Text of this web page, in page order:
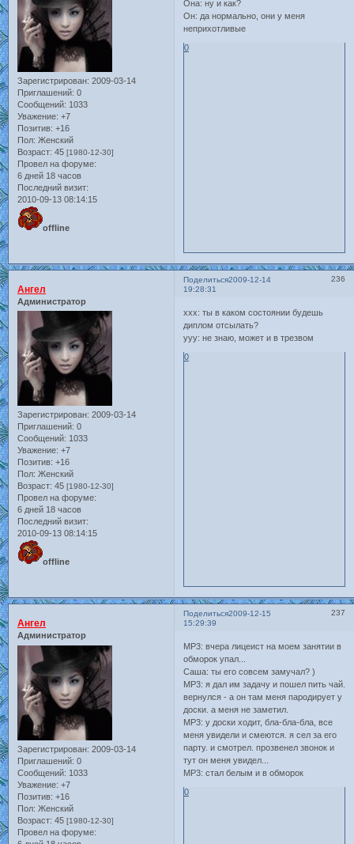
Зарегистрирован: 2009-03-14
Приглашений: 0
Сообщений: 1033
Уважение: +7
Позитив: +16
Пол: Женский
Возраст: 45 [1980-12-30]
Провел на форуме:
6 дней 18 часов
Последний визит:
2010-09-13 08:14:15
offline
Она: ну и как?
Он: да нормально, они у меня
неприхотливые
0
Поделиться 236
2009-12-14
19:28:31
Ангел
Администратор
Зарегистрирован: 2009-03-14
Приглашений: 0
Сообщений: 1033
Уважение: +7
Позитив: +16
Пол: Женский
Возраст: 45 [1980-12-30]
Провел на форуме:
6 дней 18 часов
Последний визит:
2010-09-13 08:14:15
offline
ххх: ты в каком состоянии будешь
диплом отсылать?
ууу: не знаю, может и в трезвом
0
Поделиться 237
2009-12-15
15:29:39
Ангел
Администратор
Зарегистрирован: 2009-03-14
Приглашений: 0
Сообщений: 1033
Уважение: +7
Позитив: +16
Пол: Женский
Возраст: 45 [1980-12-30]
Провел на форуме:
MP3: вчера лицеист на моем занятии в
обморок упал...
Саша: ты его совсем замучал? )
MP3: я дал им задачу и пошел пить чай.
вернулся - а он там меня пародирует у
доски. а меня не заметил.
MP3: у доски ходит, бла-бла-бла, все
меня увидели и смеются. я сел за его
парту. и смотрел. прозвенел звонок и
тут он меня увидел...
MP3: стал белым и в обморок
0